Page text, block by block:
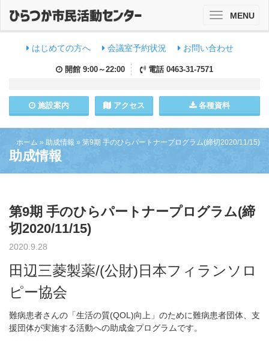
はじめての方へ 会議室予約状況 お問い合わせ
開館 9:00～22:00 電話 0463-31-7571
施設案内 アクセス 各種資料
ToggleMENU
ホーム » 助成情報 » 第9期 手のひらパートナープログラム(締切2020/11/15)
助成情報
第9期 手のひらパートナープログラム(締
切2020/11/15)
2020.9.28
田辺三菱製薬/(公財)日本フィランソロ
ピー協会
難病患者さんの「生活の質(QOL)向上」のために難病患者団体、支
援団体が実施する活動への助成金プログラムです。